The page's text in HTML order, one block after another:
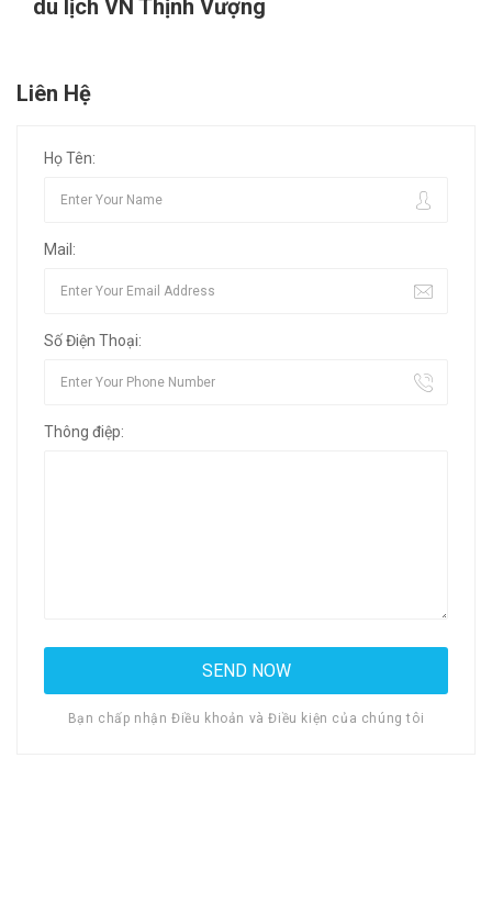
du lịch VN Thịnh Vượng
Liên Hệ
Họ Tên:
Mail:
Số Điện Thoại:
Thông điệp:
Bạn chấp nhận Điều khoản và Điều kiện của chúng tôi